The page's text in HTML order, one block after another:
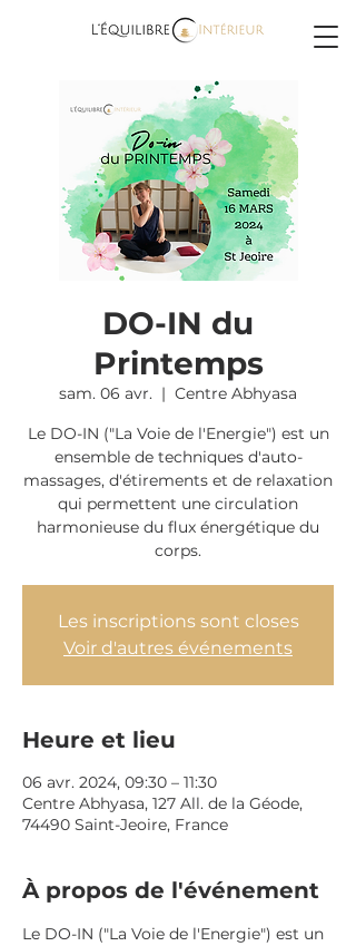
DO-IN du
Printemps
sam. 06 avr.
  |
Centre Abhyasa
Le DO-IN ("La Voie de l'Energie") est un
ensemble de techniques d'auto-
massages, d'étirements et de relaxation
qui permettent une circulation
harmonieuse du flux énergétique du
corps.
Les inscriptions sont closes
Voir d'autres événements
Heure et lieu
06 avr. 2024, 09:30 – 11:30
Centre Abhyasa, 127 All. de la Géode,
74490 Saint-Jeoire, France
À propos de l'événement
Le DO-IN ("La Voie de l'Energie") est un